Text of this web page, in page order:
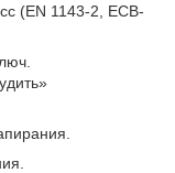
(EN 1143-2, ECB-